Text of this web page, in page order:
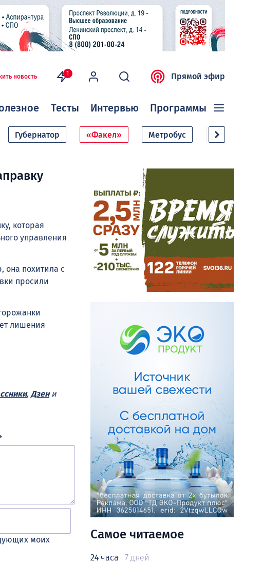
новость 1 Прямой эфир
Тесты Интервью Программы
Губернатор «Факел» Метробус Дачный
которая
управления
она похитила с
просили
лишения
, Дзени
моих
Самое читаемое
24 часа 7 дней